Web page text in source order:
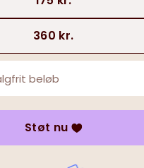
360 kr.
Støt nu